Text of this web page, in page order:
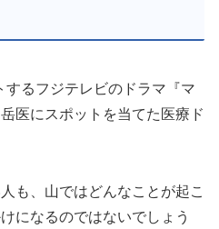
るフジテレビのドラマ『マ
医にスポットを当てた医療ド
も、山ではどんなことが起こ
になるのではないでしょう